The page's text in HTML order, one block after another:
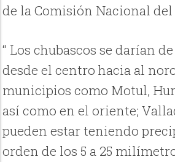
de la Comisión Nacional del
“ Los chubascos se darían
desde el centro hacia al
municipios como Motul,
así como en el oriente;
pueden estar teniendo
orden de los 5 a 25